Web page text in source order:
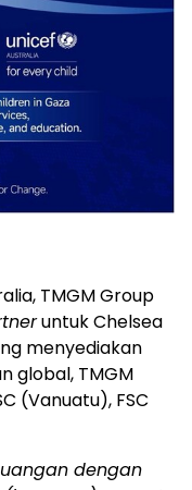
TMGM Group
untuk Chelsea
menyediakan
global, TMGM
(Vanuatu), FSC
dengan